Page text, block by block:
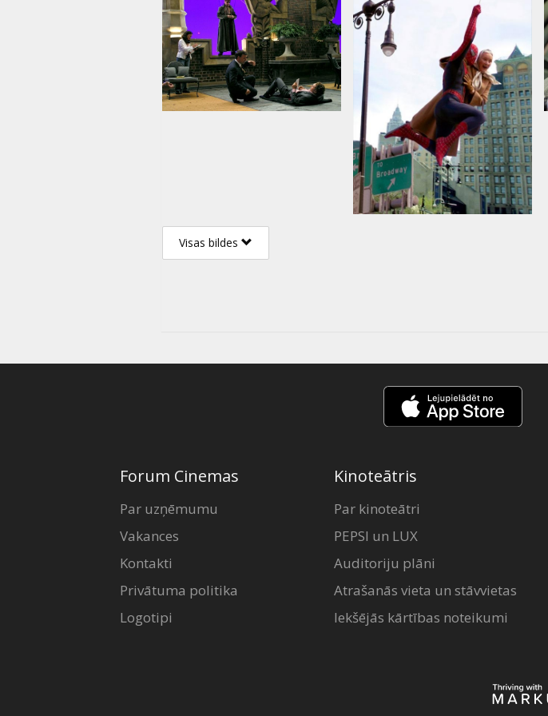
Visas bildes
Forum Cinemas
Par uzņēmumu
Vakances
Kontakti
Privātuma politika
Logotipi
Kinoteātris
Par kinoteātri
PEPSI un LUX
Auditoriju plāni
Atrašanās vieta un stāvvietas
Iekšējās kārtības noteikumi